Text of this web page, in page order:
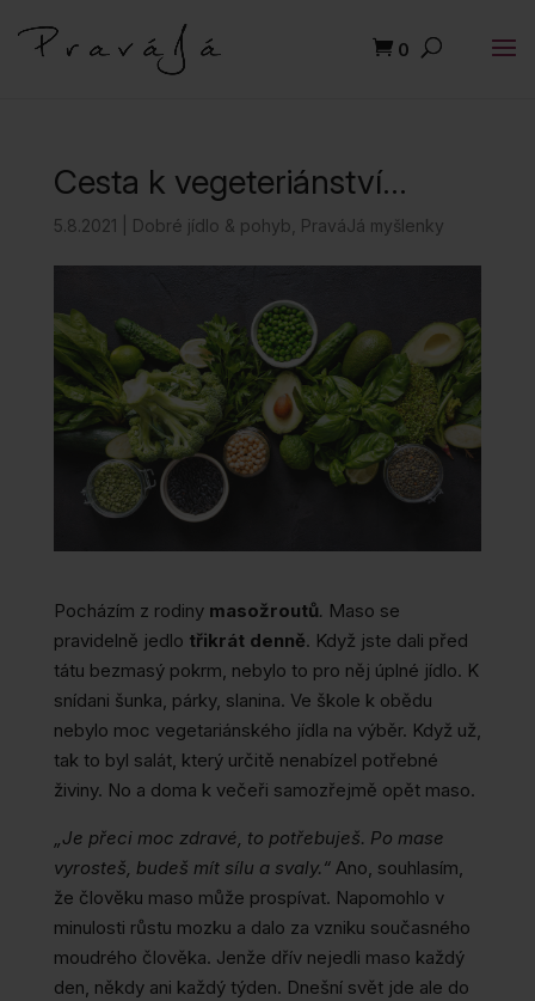
0
Cesta k vegeteriánství…
5.8.2021 Dobré jídlo & pohyb PraváJá myšlenky
Pocházím z rodiny masožroutů. Maso se
pravidelně jedlo třikrát denně. Když jste dali před
tátu bezmasý pokrm, nebylo to pro něj úplné jídlo. K
snídani šunka, párky, slanina. Ve škole k obědu
nebylo moc vegetariánského jídla na výběr. Když už,
tak to byl salát, který určitě nenabízel potřebné
živiny. No a doma k večeři samozřejmě opět maso.
„Je přeci moc zdravé, to potřebuješ. Po mase
vyrosteš, budeš mít sílu a svaly.“Ano, souhlasím,
že člověku maso může prospívat. Napomohlo v
minulosti růstu mozku a dalo za vzniku současného
moudrého člověka. Jenže dřív nejedli maso každý
den, někdy ani každý týden. Dnešní svět jde ale do